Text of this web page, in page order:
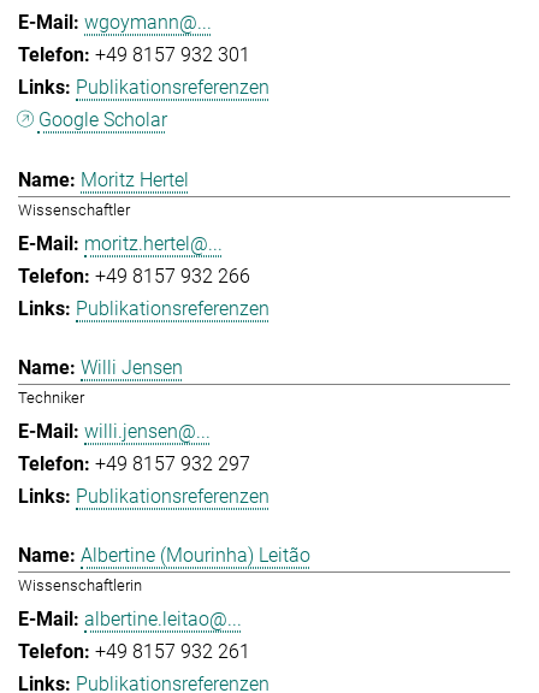
wgoymann@...
+49 8157 932 301
Publikationsreferenzen
Google Scholar
Moritz Hertel
Wissenschaftler
moritz.hertel@...
+49 8157 932 266
Publikationsreferenzen
Willi Jensen
Techniker
willi.jensen@...
+49 8157 932 297
Publikationsreferenzen
Albertine (Mourinha) Leitão
Wissenschaftlerin
albertine.leitao@...
+49 8157 932 261
Publikationsreferenzen